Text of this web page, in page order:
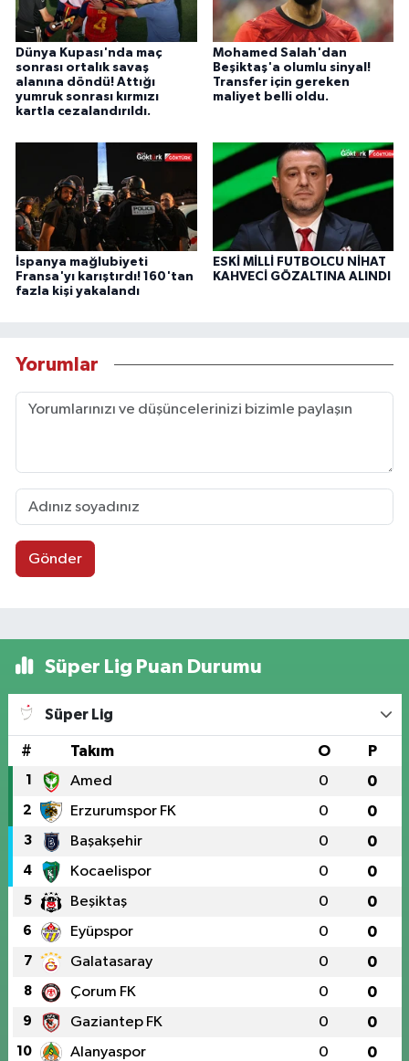
Dünya Kupası'nda maç
sonrası ortalık savaş
alanına döndü! Attığı
yumruk sonrası kırmızı
kartla cezalandırıldı.
Mohamed Salah'dan
Beşiktaş'a olumlu sinyal!
Transfer için gereken
maliyet belli oldu.
İspanya mağlubiyeti
Fransa'yı karıştırdı! 160'tan
fazla kişi yakalandı
ESKİ MİLLİ FUTBOLCU NİHAT
KAHVECİ GÖZALTINA ALINDI
Yorumlar
Gönder
Süper Lig Puan Durumu
Süper Lig
# Takım O P
1 Amed 0 0
2 Erzurumspor FK 0 0
3 Başakşehir 0 0
4 Kocaelispor 0 0
5 Beşiktaş 0 0
6 Eyüpspor 0 0
7 Galatasaray 0 0
8 Çorum FK 0 0
9 Gaziantep FK 0 0
10 Alanyaspor 0 0